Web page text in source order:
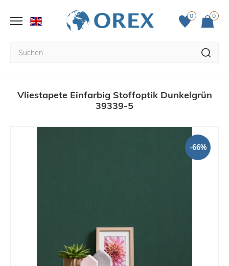
0 0
Vliestapete Einfarbig Stoffoptik Dunkelgrün
39339-5
-66%